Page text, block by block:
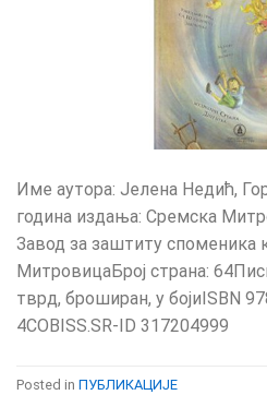
Име аутора: Јелена Недић,
година издања: Сремска
Завод за заштиту споменика
МитровицаБрој страна:
тврд, броширан, у бојиISBN
4COBISS.SR-ID 317204999
Posted in ПУБЛИКАЦИЈЕ